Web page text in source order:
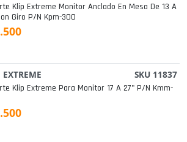
Klip Extreme Monitor Anclado En Mesa De 13 A
Giro P/n Kpm-300
SKU 11837
Klip Extreme Para Monitor 17 A 27" P/n Kmm-